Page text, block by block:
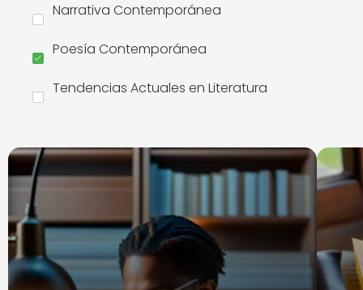
Narrativa Contemporánea
Poesía Contemporánea
Tendencias Actuales en Literatura